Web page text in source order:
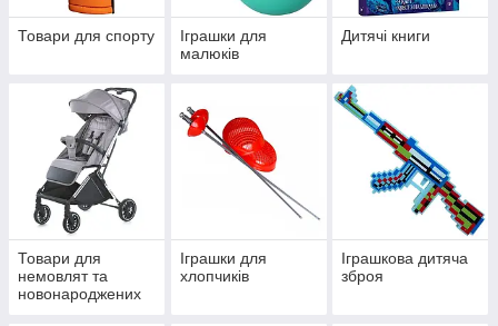
Товари для спорту
Іграшки для
малюків
Дитячі книги
Товари для
немовлят та
новонароджених
Іграшки для
хлопчиків
Іграшкова дитяча
зброя